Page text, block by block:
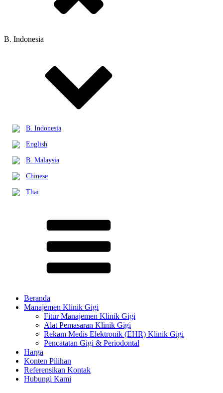
B. Indonesia
B. Indonesia
English
B. Malaysia
Chinese
Thai
Beranda
Manajemen Klinik Gigi
Fitur Manajemen Klinik Gigi
Alat Pemasaran Klinik Gigi
Rekam Medis Elektronik (EHR) Klinik Gigi
Pencatatan Gigi & Periodontal
Harga
Konten Pilihan​
Referensikan Kontak
Hubungi Kami